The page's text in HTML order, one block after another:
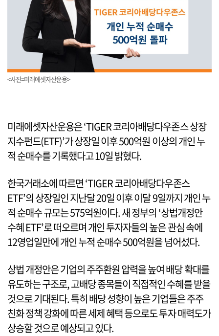
<사진=미래에셋자산운용>
미래에셋자산운용은 ‘TIGER 코리아배당다우존스 상장
지수펀드(ETF)’가 상장일 이후 500억원 이상의 개인 누
적 순매수를 기록했다고 10일 밝혔다.
한국거래소에 따르면 ‘TIGER 코리아배당다우존스
ETF’의 상장일인 지난달 20일 이후 이달 9일까지 개인 누
적 순매수 규모는 575억원이다. 새 정부의 ‘상법개정안
수혜 ETF’로 떠오르며 개인 투자자들의 높은 관심 속에
12영업일만에 개인 누적 순매수 500억원을 넘어섰다.
상법 개정안은 기업의 주주환원 압력을 높여 배당 확대를
유도하는 구조로, 고배당 종목들이 직접적인 수혜를 받을
것으로 기대된다. 특히 배당 성향이 높은 기업들은 주주
친화 정책 강화에 따른 세제 혜택 등으로도 투자 매력도가
상승할 것으로 예상되고 있다.